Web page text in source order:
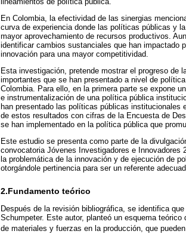
En Colombia, la efectividad de las sinergias
curva de experiencia donde las políticas públicas y
mayor aprovechamiento de recursos productivos.
identificar cambios sustanciales que han impactado
innovación para una mayor competitividad.
Esta investigación, pretende mostrar el progreso
importantes que se han presentado a nivel de
Colombia. Para ello, en la primera parte se expone
e instrumentalización de una política pública
han presentado las políticas públicas
de estos resultados con cifras de la Encuesta de
se han implementado en la política pública que
Este estudio se presenta como parte de la
convocatoria Jóvenes Investigadores e
la problemática de la innovación y de ejecución de
otorgándole pertinencia para ser un referente
2.Fundamento teórico
Después de la revisión bibliográfica, se identifica
Schumpeter. Este autor, planteó un esquema
de materiales y fuerzas en la producción, que